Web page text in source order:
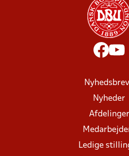
Nyheder
Afdelinger
Ledige